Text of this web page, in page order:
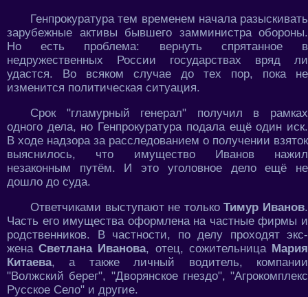
Генпрокуратура тем временем начала разыскивать
зарубежные активы бывшего замминистра обороны.
Но есть проблема: вернуть спрятанное в
недружественных России государствах вряд ли
удастся. Во всяком случае до тех пор, пока не
изменится политическая ситуация.
Срок "гламурный генерал" получил в рамках
одного дела, но Генпрокуратура подала ещё один иск.
В ходе надзора за расследованием о получении взяток
выяснилось, что имущество Иванов нажил
незаконным путём. И это уголовное дело ещё не
дошло до суда.
Ответчиками выступают не толькоТимур Иванов.
Часть его имущества оформлена на частные фирмы и
родственников. В частности, по делу проходят экс-
женаСветлана Иванова, отец, сожительница Мария
Китаева, а также личный водитель, компании
"Волжский берег", "Дворянское гнездо", "Агрокомплекс
Русское Село" и другие.